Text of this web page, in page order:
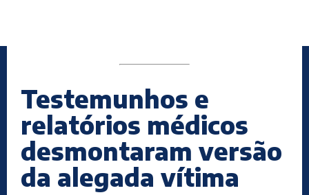
Testemunhos e
relatórios médicos
desmontaram versão
da alegada vítima